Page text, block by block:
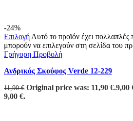
-24%
Επιλογή Αυτό το προϊόν έχει πολλαπλές
μπορούν να επιλεγούν στη σελίδα του
Γρήγορη Προβολή
Ανδρικός Σκούφος Verde 12-229
11,90€ Original price was: 11,90 €.9,00
9,00 €.